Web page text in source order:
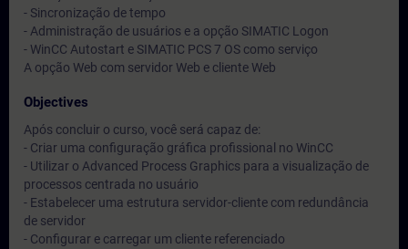
- Sincronização de tempo
- Administração de usuários e a opção SIMATIC Logon
- WinCC Autostart e SIMATIC PCS 7 OS como serviço
A opção Web com servidor Web e cliente Web
Objectives
Após concluir o curso, você será capaz de:
- Criar uma configuração gráfica profissional no WinCC
- Utilizar o Advanced Process Graphics para a visualização de
processos centrada no usuário
- Estabelecer uma estrutura servidor-cliente com redundância
de servidor
- Configurar e carregar um cliente referenciado